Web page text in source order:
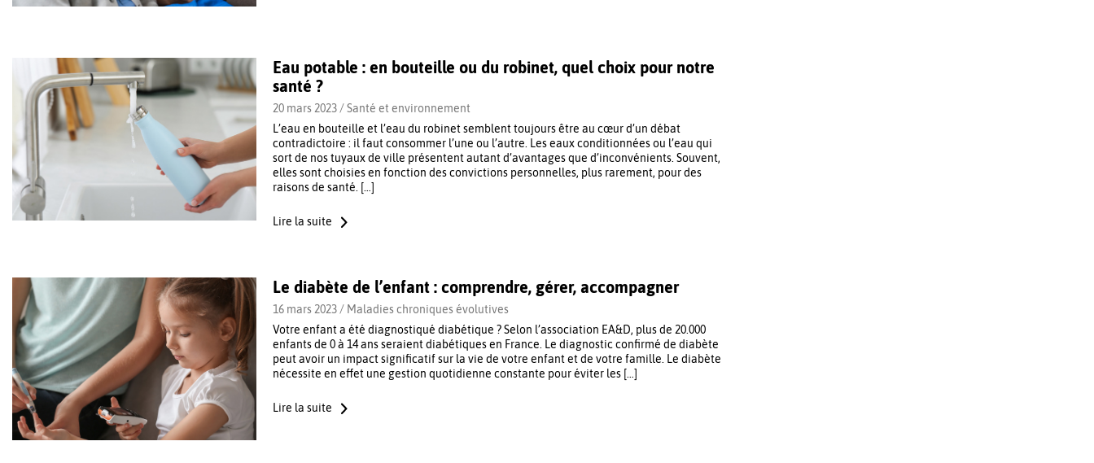
Eau potable : en bouteille ou du robinet, quel choix pour notre
santé ?
20 mars 2023 /Santé et environnement
L’eau en bouteille et l’eau du robinet semblent toujours être au cœur d’un débat
contradictoire : il faut consommer l’une ou l’autre. Les eaux conditionnées ou l’eau qui
sort de nos tuyaux de ville présentent autant d’avantages que d’inconvénients. Souvent,
elles sont choisies en fonction des convictions personnelles, plus rarement, pour des
raisons de santé. […]
Lire la suite
Le diabète de l’enfant : comprendre, gérer, accompagner
16 mars 2023 / Maladies chroniques évolutives
Votre enfant a été diagnostiqué diabétique ? Selon l’association EA&D, plus de 20.000
enfants de 0 à 14 ans seraient diabétiques en France. Le diagnostic confirmé de diabète
peut avoir un impact significatif sur la vie de votre enfant et de votre famille. Le diabète
nécessite en effet une gestion quotidienne constante pour éviter les […]
Lire la suite